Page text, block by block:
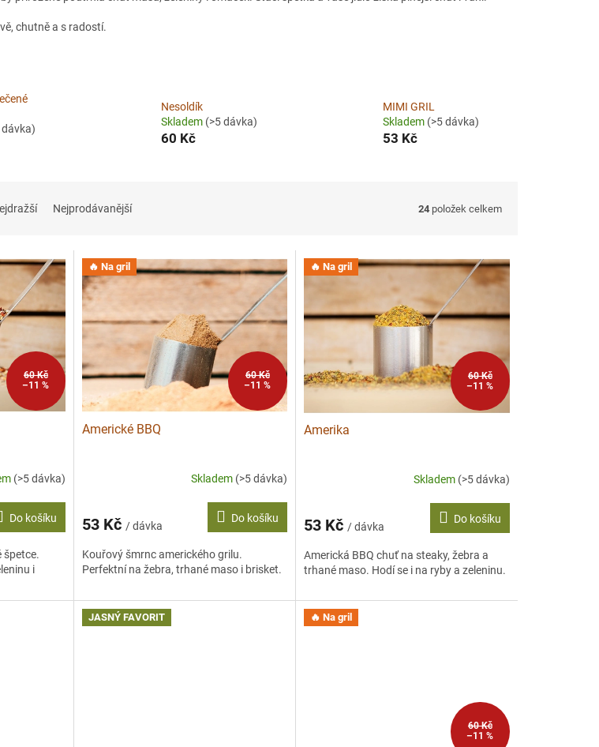
chutně a s radostí.
dávka)
Nesoldík
Skladem (>5 dávka)
60 Kč
MIMI GRIL
Skladem (>5 dávka)
53 Kč
Nejprodávanější 24 položek celkem
60 Kč
–11 %
(>5 dávka)
Do košíku
špetce.
i
🔥 Na gril
60 Kč
–11 %
Americké BBQ
Skladem (>5 dávka)
53 Kč / dávka
Do košíku
Kouřový šmrnc amerického grilu.
Perfektní na žebra, trhané maso i brisket.
🔥 Na gril
60 Kč
–11 %
Amerika
Skladem (>5 dávka)
53 Kč / dávka
Do košíku
Americká BBQ chuť na steaky, žebra a
trhané maso. Hodí se i na ryby a zeleninu.
JASNÝ FAVORIT 🔥 Na gril
60 Kč
–11 %